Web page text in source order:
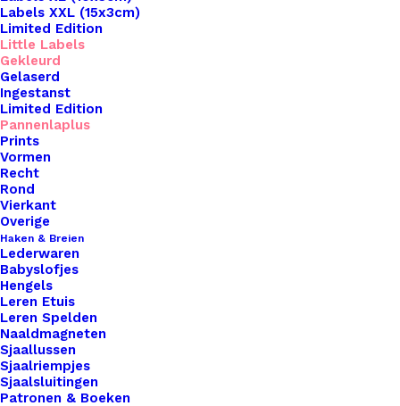
Labels XXL (15x3cm)
Limited Edition
Little Labels
Gekleurd
Gelaserd
Ingestanst
Limited Edition
Pannenlaplus
Prints
Vormen
Recht
Rond
Vierkant
Overige
Haken & Breien
Lederwaren
Babyslofjes
Hengels
Leren Etuis
Leren Spelden
Naaldmagneten
Sjaallussen
Sjaalriempjes
Sjaalsluitingen
Patronen & Boeken
Home
Pannenlappen Lussen Met Bevestiging Schroef
Oranje
Pannenlappen
Lussen Met
Bevestiging Schroef
Oranje
€2,95